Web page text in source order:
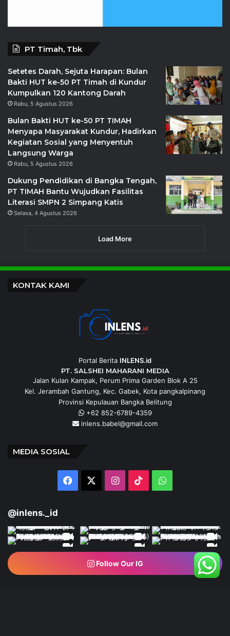
PT Timah, Tbk
Setetes Darah, Sejuta Harapan: Bulan
Bakti HUT ke-50 PT Timah di Kundur
Kumpulkan 120 Kantong Darah
Rabu, 5 Agustus 2026
Bulan Bakti HUT ke-50 PT TIMAH
Menyapa Masyarakat Kundur, Hadirkan
Kegiatan Sosial yang Menyentuh
Langsung Warga
Rabu, 5 Agustus 2026
Dukung Pendidikan di Bangka Tengah,
PT TIMAH Bantu Wujudkan Fasilitas
Literasi SMPN 2 Simpang Katis
Selasa, 4 Agustus 2026
Load More
KONTAK KAMI
Portal Berita INLENS.id
PT. SALSHEI MAHARANI MEDIA
Jalan Kulan Kampak, Perum Prima Garden Blok A 25
Kel. Jerambah Gantung, Kec. Gabek, Kota pangkalpinang
Provinsi Kepulauan Bangka Belitung
+62 852-6789-4359
inlens.babel@gmail.com
MEDIA SOSIAL
Facebook Instagram
TikTokWhatsApp
@inlens._id
Follow Our IG